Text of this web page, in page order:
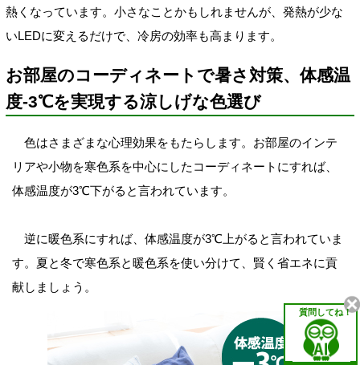
熱くなっています。小さなことかもしれませんが、発熱が少な
いLEDに変えるだけで、冷房の効率も高まります。
お部屋のコーディネートで暑さ対策、体感温
度-3℃を実現する涼しげな色選び
色はさまざまな心理効果をもたらします。お部屋のインテ
リアや小物を寒色系を中心にしたコーディネートにすれば、
体感温度が3℃下がると言われています。
逆に暖色系にすれば、体感温度が3℃上がると言われていま
す。夏と冬で寒色系と暖色系を使い分けて、賢く省エネに貢
献しましょう。
質問してね！